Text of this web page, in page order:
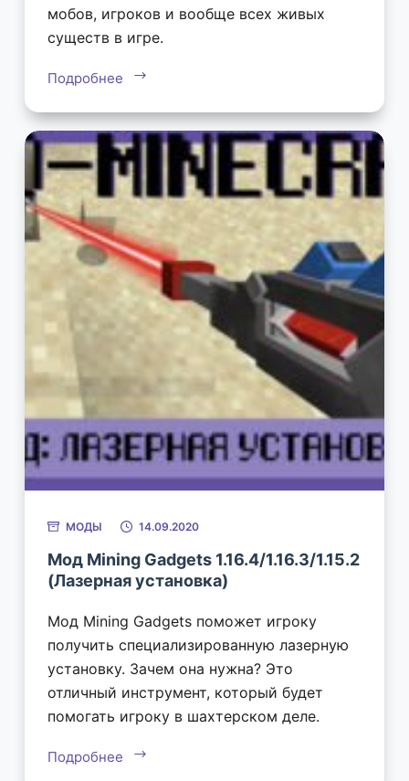
мобов, игроков и вообще всех живых
существ в игре.
Подробнее
МОДЫ 14.09.2020
Мод Mining Gadgets 1.16.4/1.16.3/1.15.2
(Лазерная установка)
Мод Mining Gadgets поможет игроку
получить специализированную лазерную
установку. Зачем она нужна? Это
отличный инструмент, который будет
помогать игроку в шахтерском деле.
Подробнее